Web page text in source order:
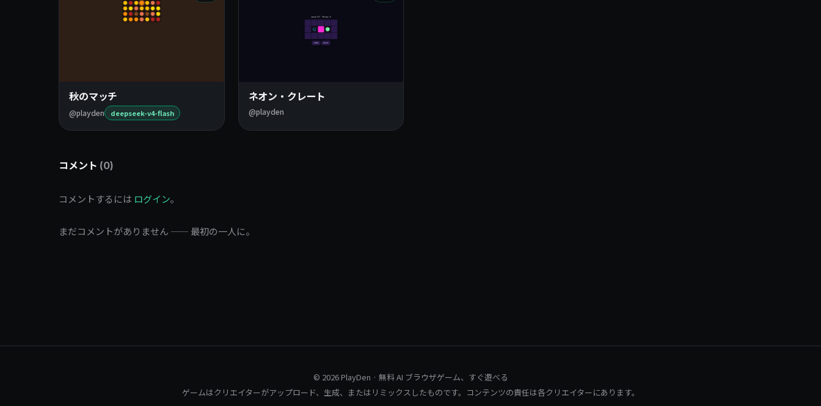
秋のマッチ
@playden deepseek-v4-flash
ネオン・クレート
@playden
コメント (0)
コメントするには ログイン。
まだコメントがありません —— 最初の一人に。
© 2026 PlayDen · 無料 AI ブラウザゲーム、すぐ遊べる
ゲームはクリエイターがアップロード、生成、またはリミックスしたものです。コンテンツの責任は各クリエイターにあります。